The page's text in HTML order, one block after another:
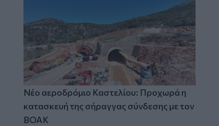
Νέο αεροδρόμιο Καστελίου: Προχωρά η
κατασκευή της σήραγγας σύνδεσης με τον
ΒΟΑΚ